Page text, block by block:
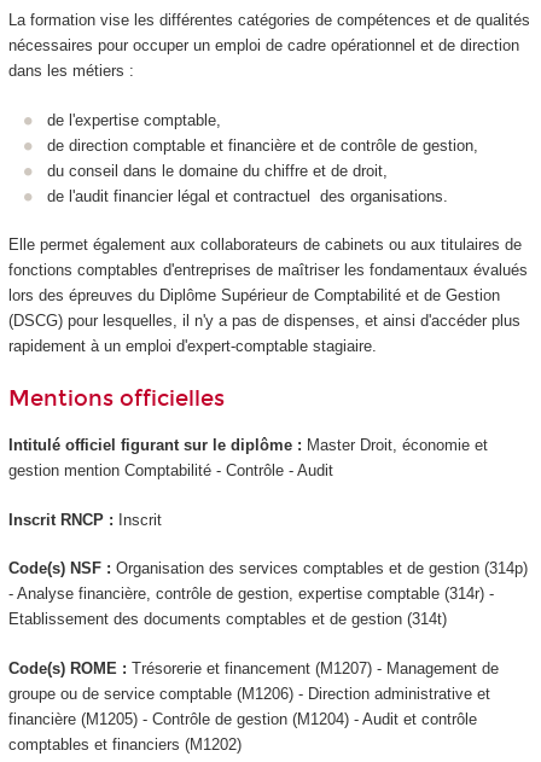
La formation vise les différentes catégories de compétences et de qualités
nécessaires pour occuper un emploi de cadre opérationnel et de direction
dans les métiers :
de l'expertise comptable,
de direction comptable et financière et de contrôle de gestion,
du conseil dans le domaine du chiffre et de droit,
de l'audit financier légal et contractuel des organisations.
Elle permet également aux collaborateurs de cabinets ou aux titulaires de
fonctions comptables d'entreprises de maîtriser les fondamentaux évalués
lors des épreuves du Diplôme Supérieur de Comptabilité et de Gestion
(DSCG) pour lesquelles, il n'y a pas de dispenses, et ainsi d'accéder plus
rapidement à un emploi d'expert-comptable stagiaire.
Mentions officielles
Intitulé officiel figurant sur le diplôme : Master Droit, économie et
gestion mention Comptabilité - Contrôle - Audit
Inscrit RNCP: Inscrit
Code(s) NSF : Organisation des services comptables et de gestion (314p)
- Analyse financière, contrôle de gestion, expertise comptable (314r) -
Etablissement des documents comptables et de gestion (314t)
Code(s) ROME : Trésorerie et financement (M1207) - Management de
groupe ou de service comptable (M1206) - Direction administrative et
financière (M1205) - Contrôle de gestion (M1204) - Audit et contrôle
comptables et financiers (M1202)